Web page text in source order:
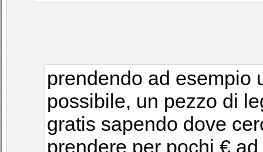
prendendo ad esempio
possibile, un pezzo di
gratis sapendo dove
prendere per pochi €